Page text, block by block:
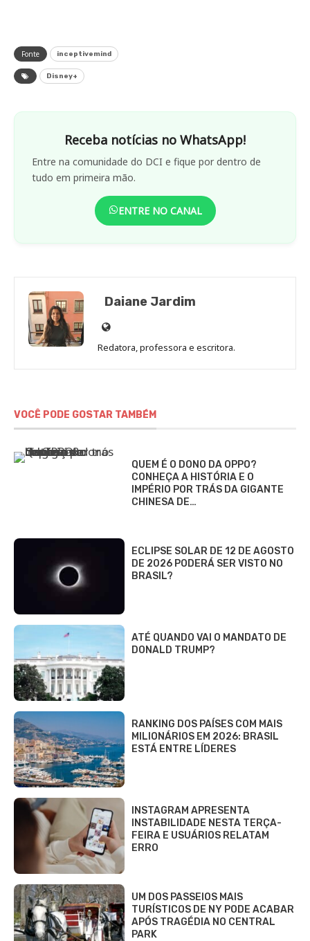
Fonte inceptivemind
Disney+
Receba notícias no WhatsApp!
Entre na comunidade do DCI e fique por dentro de
tudo em primeira mão.
ENTRE NO CANAL
Daiane Jardim
Site
de
Redatora, professora e escritora.
VOCÊ PODE GOSTAR TAMBÉM
QUEM É O DONO DA OPPO?
CONHEÇA A HISTÓRIA E O
IMPÉRIO POR TRÁS DA GIGANTE
CHINESA DE…
ECLIPSE SOLAR DE 12 DE AGOSTO
DE 2026 PODERÁ SER VISTO NO
BRASIL?
ATÉ QUANDO VAI O MANDATO DE
DONALD TRUMP?
RANKING DOS PAÍSES COM MAIS
MILIONÁRIOS EM 2026: BRASIL
ESTÁ ENTRE LÍDERES
INSTAGRAM APRESENTA
INSTABILIDADE NESTA TERÇA-
FEIRA E USUÁRIOS RELATAM
ERRO
UM DOS PASSEIOS MAIS
TURÍSTICOS DE NY PODE ACABAR
APÓS TRAGÉDIA NO CENTRAL
PARK